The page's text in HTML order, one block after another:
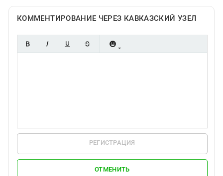
КОММЕНТИРОВАНИЕ ЧЕРЕЗ КАВКАЗСКИЙ УЗЕЛ
РЕГИСТРАЦИЯ
ОТМЕНИТЬ